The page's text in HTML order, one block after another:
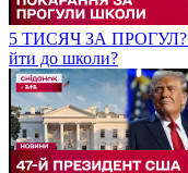
5 ТИСЯЧ ЗА ПРОГУЛ?
йти до школи?